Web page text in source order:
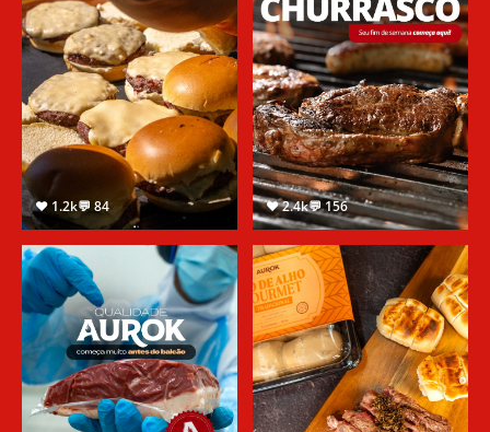
♥ 1.2k💬 84 ♥ 2.4k💬 156